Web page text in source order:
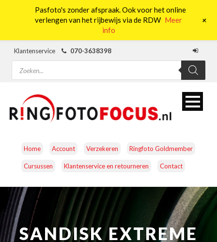
Klantenservice
070-3638398
Producten
zoeken
Home Account Verzekeren Ringfoto Goldmember
Cursussen Klantenservice en retourneren Contact
CAMERA’S OBJECTIEVEN ACCESSOIRES
NATUUROBSERVATIE MEDIA EN ENERGIE
SANDISK EXTREME
Pasfoto's zonder afspraak. Ook voor het online
verlengen van het rijbewijs via de RDW Meer
info
+